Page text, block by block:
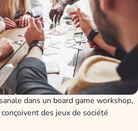
dans un board game workshop,
des jeux de société